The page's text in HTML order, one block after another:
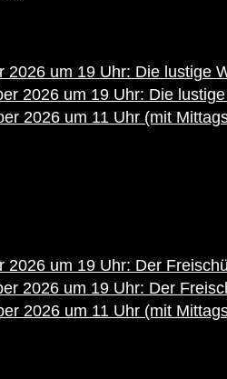
2026 um 19 Uhr: Die lustige
2026 um 19 Uhr: Die
2026 um 11 Uhr (mit
2026 um 19 Uhr: Der
2026 um 19 Uhr: Der
2026 um 11 Uhr (mit